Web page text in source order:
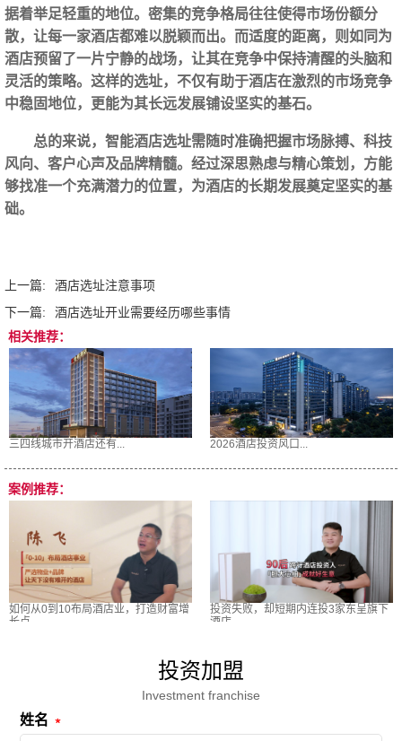
据着举足轻重的地位。密集的竞争格局往往使得市场份额分
散，让每一家酒店都难以脱颖而出。而适度的距离，则如同为
酒店预留了一片宁静的战场，让其在竞争中保持清醒的头脑和
灵活的策略。这样的选址，不仅有助于酒店在激烈的市场竞争
中稳固地位，更能为其长远发展铺设坚实的基石。
总的来说，智能酒店选址需随时准确把握市场脉搏、科技
风向、客户心声及品牌精髓。经过深思熟虑与精心策划，方能
够找准一个充满潜力的位置，为酒店的长期发展奠定坚实的基
础。
上一篇:
酒店选址注意事项
下一篇:
酒店选址开业需要经历哪些事情
相关推荐：
三四线城市开酒店还有... 2026酒店投资风口...
案例推荐：
如何从0到10布局酒店业，打造财富增
长点
投资失败，却短期内连投3家东呈旗下
酒店
投资加盟
Investment franchise
姓名